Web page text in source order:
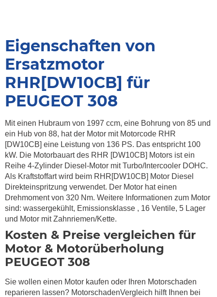
Eigenschaften von
Ersatzmotor
RHR[DW10CB] für
PEUGEOT 308
Mit einen Hubraum von 1997 ccm, eine Bohrung von 85 und
ein Hub von 88, hat der Motor mit Motorcode RHR
[DW10CB] eine Leistung von 136 PS. Das entspricht 100
kW. Die Motorbauart des RHR [DW10CB] Motors ist ein
Reihe 4-Zylinder Diesel-Motor mit Turbo/Intercooler DOHC.
Als Kraftstoffart wird beim RHR[DW10CB] Motor Diesel
Direkteinspritzung verwendet. Der Motor hat einen
Drehmoment von 320 Nm. Weitere Informationen zum Motor
sind: wassergekühlt, Emissionsklasse , 16 Ventile, 5 Lager
und Motor mit Zahnriemen/Kette.
Kosten & Preise vergleichen für
Motor & Motorüberholung
PEUGEOT 308
Sie wollen einen Motor kaufen oder Ihren Motorschaden
reparieren lassen? MotorschadenVergleich hilft Ihnen bei